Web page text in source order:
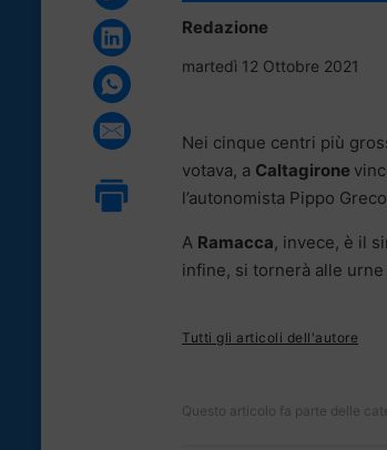
Redazione
martedì 12 Ottobre 2021
Nei cinque centri più
votava, a Caltagirone
l’autonomista Pippo
A Ramacca, invece, è il
infine, si tornerà alle
Tutti gli articoli dell'autore
Questo articolo fa parte delle